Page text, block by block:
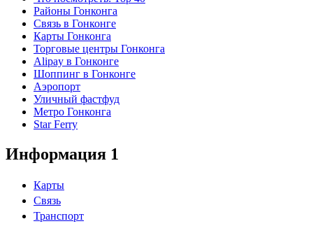
Районы Гонконга
Связь в Гонконге
Карты Гонконга
Торговые центры Гонконга
Alipay в Гонконге
Шоппинг в Гонконге
Аэропорт
Уличный фастфуд
Метро Гонконга
Star Ferry
Информация 1
Карты
Связь
Транспорт